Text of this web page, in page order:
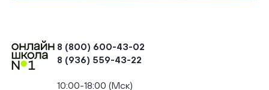
8 (800) 600-43-02
8 (936) 559-43-22
10:00-18:00 (Мск)